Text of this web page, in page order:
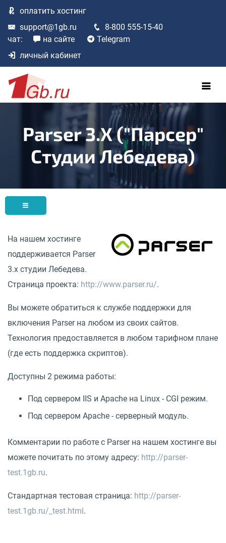
оплатить хостинг
support@1gb.ru
8-800 555-15-40
чат:
на сайте
Telegram
личный кабинет
Parser 3.x ("Парсер"
Студии Лебедева)
На нашем хостинге
поддерживается Parser
3.x студии Лебедева.
Страница проекта: http://www.parser.ru/.
Вы можете обратиться к службе поддержки для
включения Parser на любом из своих сайтов.
Технология предоставляется в любом тарифном плане
(где есть поддержка скриптов).
Доступны 2 режима работы:
Под сервером IIS и Apache на Linux - CGI режим.
Под сервером Apache - серверный модуль.
Комментарии по работе с Parser на нашем хостинге вы
можете почитать по этому адресу: http://parser-
test.1gb.ru.
Стандартная тестовая страница: http://parser-
test.1gb.ru/_test.html.